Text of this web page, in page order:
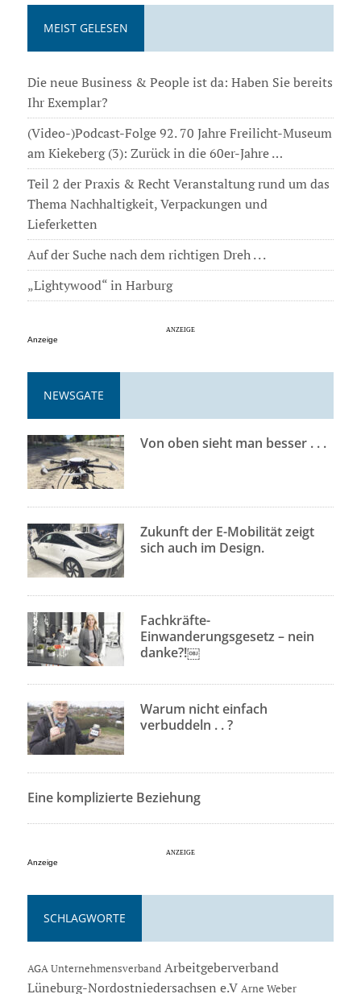
MEIST GELESEN
Die neue Business & People ist da: Haben Sie bereits
Ihr Exemplar?
(Video-)Podcast-Folge 92. 70 Jahre Freilicht-Museum
am Kiekeberg (3): Zurück in die 60er-Jahre …
Teil 2 der Praxis & Recht Veranstaltung rund um das
Thema Nachhaltigkeit, Verpackungen und
Lieferketten
Auf der Suche nach dem richtigen Dreh . . .
„Lightywood“ in Harburg
Anzeige
NEWSGATE
Von oben sieht man besser . . .
Zukunft der E-Mobilität zeigt
sich auch im Design.
Fachkräfte-
Einwanderungsgesetz – nein
danke?!￼
Warum nicht einfach
verbuddeln . . ?
Eine komplizierte Beziehung
Anzeige
SCHLAGWORTE
AGA Unternehmensverband Arbeitgeberverband
Lüneburg-Nordostniedersachsen e.V Arne Weber